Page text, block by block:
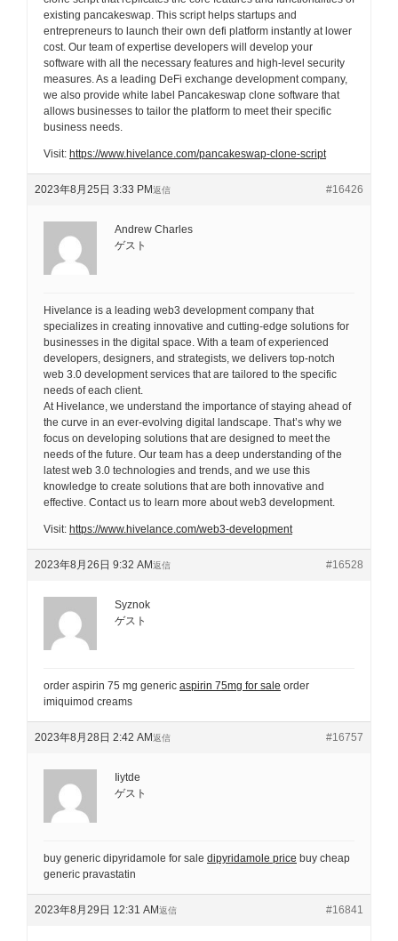
existing pancakeswap. This script helps startups and
entrepreneurs to launch their own defi platform instantly at lower
cost. Our team of expertise developers will develop your
software with all the necessary features and high-level security
measures. As a leading DeFi exchange development company,
we also provide white label Pancakeswap clone software that
allows businesses to tailor the platform to meet their specific
business needs.
Visit: https://www.hivelance.com/pancakeswap-clone-script
2023年8月25日 3:33 PM #16426
返信
Andrew Charles
ゲスト
Hivelance is a leading web3 development company that
specializes in creating innovative and cutting-edge solutions for
businesses in the digital space. With a team of experienced
developers, designers, and strategists, we delivers top-notch
web 3.0 development services that are tailored to the specific
needs of each client.
At Hivelance, we understand the importance of staying ahead of
the curve in an ever-evolving digital landscape. That’s why we
focus on developing solutions that are designed to meet the
needs of the future. Our team has a deep understanding of the
latest web 3.0 technologies and trends, and we use this
knowledge to create solutions that are both innovative and
effective. Contact us to learn more about web3 development.
Visit: https://www.hivelance.com/web3-development
2023年8月26日 9:32 AM #16528
返信
Syznok
ゲスト
order aspirin 75 mg generic aspirin 75mg for sale order
imiquimod creams
2023年8月28日 2:42 AM #16757
返信
Iiytde
ゲスト
buy generic dipyridamole for sale dipyridamole price buy cheap
generic pravastatin
2023年8月29日 12:31 AM #16841
返信